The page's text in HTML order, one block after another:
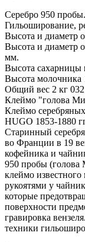
Серебро 950 пробы.
Гильоширование,
Высота и диаметр
Высота и диаметр
мм.
Высота сахарницы
Высота молочника
Общий вес 2 кг 032
Клеймо "голова
Клеймо
HUGO 1853-1880
Старинный
во Франции в 19
кофейника и
950 пробы (голова
клеймо
рукоятями у
которые
поверхности
гравировка
техники